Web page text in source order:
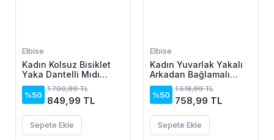
Elbise
Kadın Kolsuz Bisiklet
Yaka Dantelli Mıdı
Janjan Krep Elbise
%50
1.700,99 TL
849,99 TL
Sepete Ekle
Elbise
Kadın Yuvarlak Yakalı
Arkadan Bağlamalı
Düğme Detaylı
Asimetrik Kesim Detaylı
Kısa Viskon Elbise
%50
1.518,99 TL
758,99 TL
Sepete Ekle